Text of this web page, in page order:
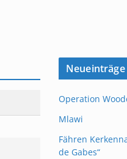
Neueinträge
Operation
Mlawi
Fähren
de Gabes“